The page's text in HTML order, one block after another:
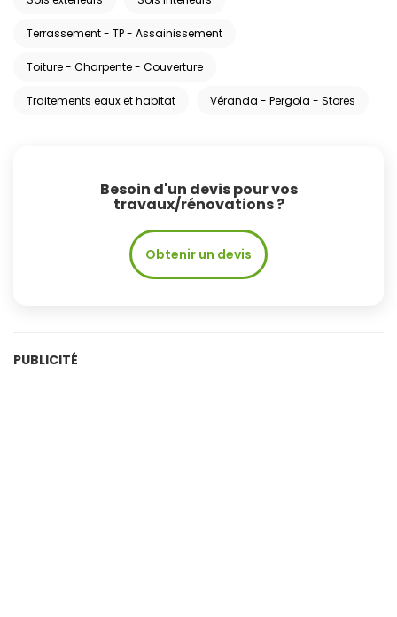
Terrassement - TP - Assainissement
Toiture - Charpente - Couverture
Traitements eaux et habitat Véranda - Pergola - Stores
Besoin d'un devis pour vos
travaux/rénovations ?
Obtenir un devis
PUBLICITÉ